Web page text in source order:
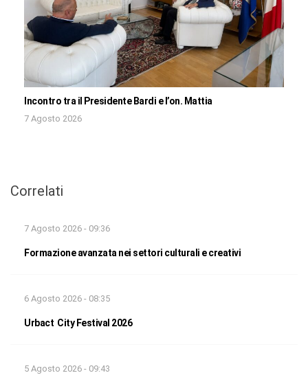
Incontro tra il Presidente Bardi e l’on. Mattia
7 Agosto 2026
Correlati
7 Agosto 2026 - 09:36
Formazione avanzata nei settori culturali e creativi
6 Agosto 2026 - 08:35
Urbact City Festival 2026
5 Agosto 2026 - 09:43